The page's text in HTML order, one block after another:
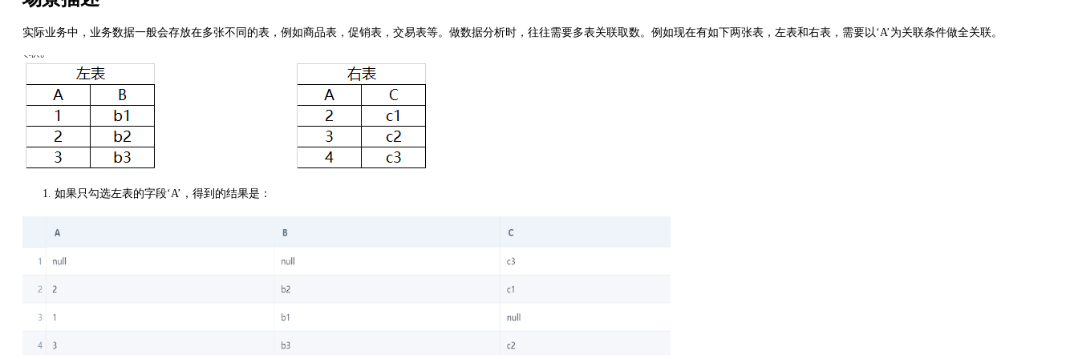
实际业务中，业务数据一般会存放在多张不同的表，例如商品表，促销表，交易表等。做数据分析时，往往需要多表关联取数。例如现在有如下两张表，左表和右表，需要以‘A’为关联条件做全关联。
如果只勾选左表的字段‘A’，得到的结果是：